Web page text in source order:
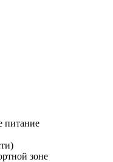
питание
зоне